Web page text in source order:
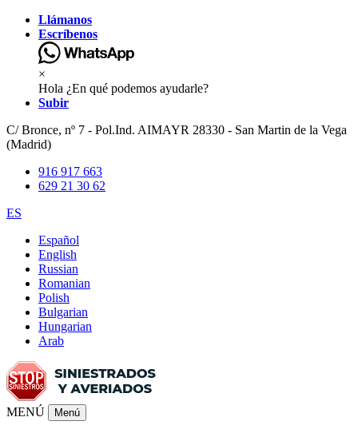
Llámanos
Escríbenos
×
Hola ¿En qué podemos ayudarle?
Subir
C/ Bronce, nº 7 - Pol.Ind. AIMAYR 28330 - San Martin de la Vega
(Madrid)
916 917 663
629 21 30 62
ES
Español
English
Russian
Romanian
Polish
Bulgarian
Hungarian
Arab
MENÚ Menú